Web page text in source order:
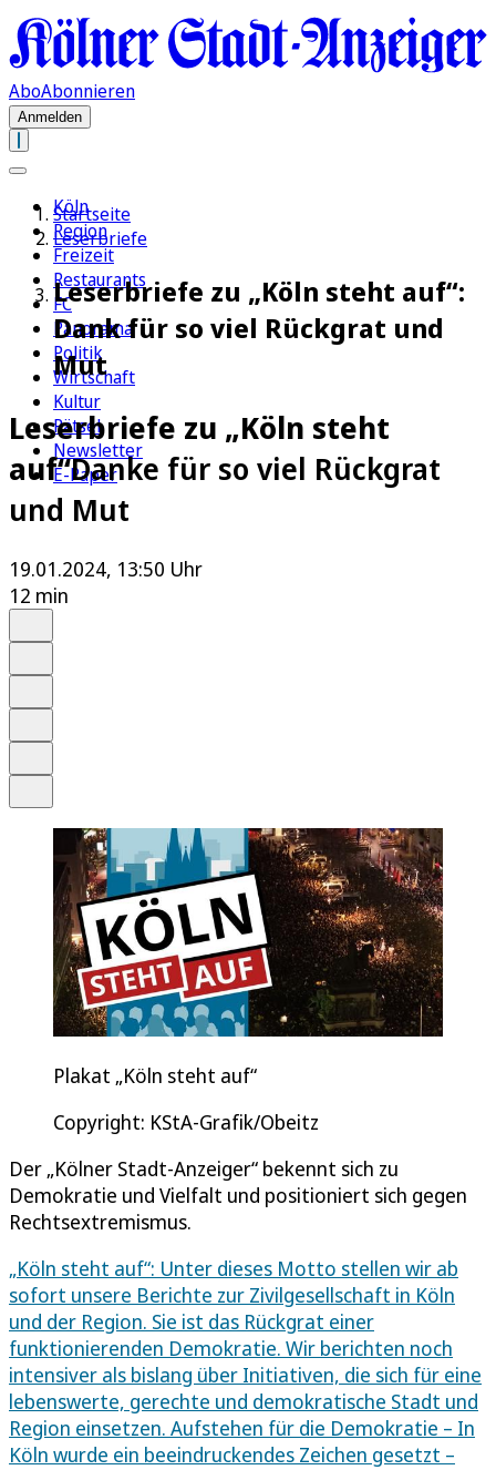
AboAbonnieren
Anmelden
Köln
Region
Freizeit
Restaurants
FC
Panorama
Politik
Wirtschaft
Kultur
Rätsel
Newsletter
E-Paper
Startseite
Leserbriefe
Leserbriefe zu „Köln steht auf“:
Dank für so viel Rückgrat und
Mut
Leserbriefe zu „Köln steht
auf“Danke für so viel Rückgrat
und Mut
19.01.2024, 13:50 Uhr
12 min
Plakat „Köln steht auf“
Copyright: KStA-Grafik/Obeitz
Der „Kölner Stadt-Anzeiger“ bekennt sich zu
Demokratie und Vielfalt und positioniert sich gegen
Rechtsextremismus.
„Köln steht auf“: Unter dieses Motto stellen wir ab
sofort unsere Berichte zur Zivilgesellschaft in Köln
und der Region. Sie ist das Rückgrat einer
funktionierenden Demokratie. Wir berichten noch
intensiver als bislang über Initiativen, die sich für eine
lebenswerte, gerechte und demokratische Stadt und
Region einsetzen. Aufstehen für die Demokratie – In
Köln wurde ein beeindruckendes Zeichen gesetzt –